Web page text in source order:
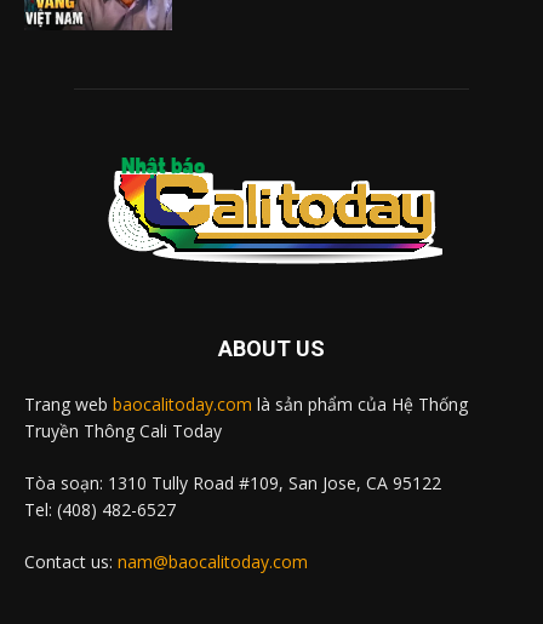
ABOUT US
Trang web baocalitoday.com là sản phẩm của Hệ Thống
Truyền Thông Cali Today
Tòa soạn: 1310 Tully Road #109, San Jose, CA 95122
Tel: (408) 482-6527
Contact us: nam@baocalitoday.com